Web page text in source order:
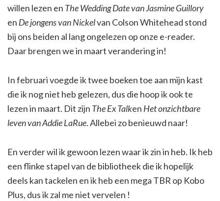
willen lezen en The Wedding Date van Jasmine Guillory
en De jongens van Nickelvan Colson Whitehead stond
bij ons beiden al lang ongelezen op onze e-reader.
Daar brengen we in maart verandering in!
In februari voegde ik twee boeken toe aan mijn kast
die ik nog niet heb gelezen, dus die hoop ik ook te
lezen in maart. Dit zijn The Ex Talken Het onzichtbare
leven van Addie LaRue. Allebei zo benieuwd naar!
En verder wil ik gewoon lezen waar ik zin in heb. Ik heb
een flinke stapel van de bibliotheek die ik hopelijk
deels kan tackelen en ik heb een mega TBR op Kobo
Plus, dus ik zal me niet vervelen !